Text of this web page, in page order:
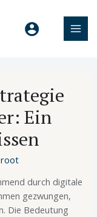
Ein
root
durch digitale
gezwungen,
Die Bedeutung